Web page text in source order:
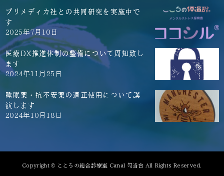
プリメディカ社との共同研究を実施中で
す
2025年7月10日
医療DX推進体制の整備について周知致し
ます
2024年11月25日
睡眠薬・抗不安薬の適正使用について講
演します
2024年10月18日
Copyright © こころの総合診療室 Canal 勾当台 All Rights Reserved.